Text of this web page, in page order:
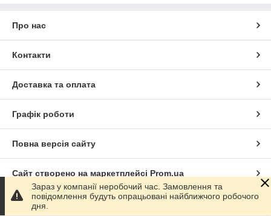
Про нас
Контакти
Доставка та оплата
Графік роботи
Повна версія сайту
Сайт створено на маркетплейсі Prom.ua
Політика конфіденційності
Зараз у компанії неробочий час. Замовлення та
повідомлення будуть опрацьовані найближчого робочого
дня.